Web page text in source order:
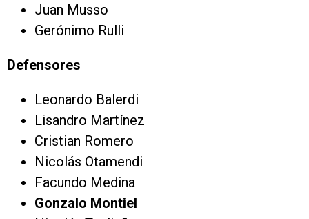
Juan Musso
Gerónimo Rulli
Defensores
Leonardo Balerdi
Lisandro Martínez
Cristian Romero
Nicolás Otamendi
Facundo Medina
Gonzalo Montiel